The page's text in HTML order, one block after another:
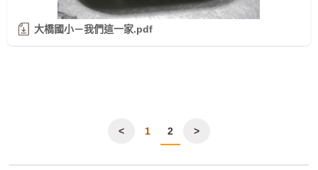
大橋國小－我們這一家.pdf
< 1 2 >